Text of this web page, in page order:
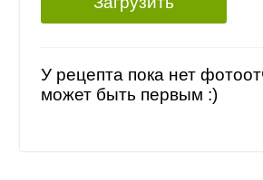
У рецепта пока нет
может быть первым :)